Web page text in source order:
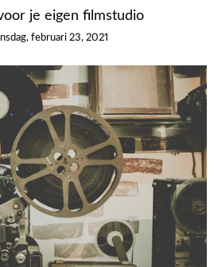
je eigen filmstudio
februari 23, 2021